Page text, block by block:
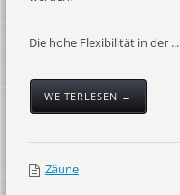
Die hohe Flexibilität in der ...
WEITERLESEN →
Zäune